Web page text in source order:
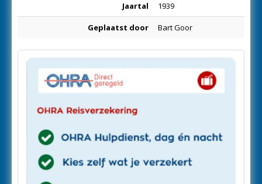
Jaartal 1939
Geplaatst door Bart Goor